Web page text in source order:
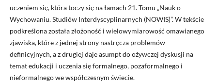
uczeniem się, która toczy się na łamach 21. Tomu „Nauk o
Wychowaniu. Studiów Interdyscyplinarnych (NOWIS)”. W tekście
podkreślona została złożoność i wielowymiarowość omawianego
zjawiska, które z jednej strony nastręcza problemów
definicyjnych, a z drugiej daje asumpt do ożywczej dyskusji na
temat edukacji i uczenia się formalnego, pozaformalnego i
nieformalnego we współczesnym świecie.